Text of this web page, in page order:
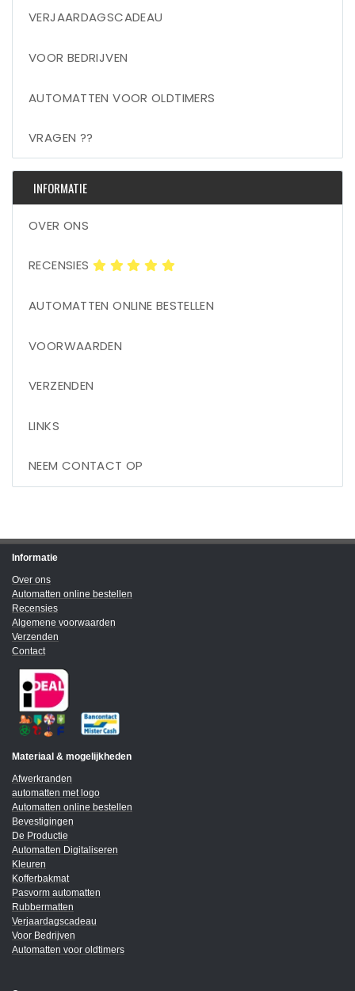
VERJAARDAGSCADEAU
VOOR BEDRIJVEN
AUTOMATTEN VOOR OLDTIMERS
VRAGEN ??
INFORMATIE
OVER ONS
RECENSIES
AUTOMATTEN ONLINE BESTELLEN
VOORWAARDEN
VERZENDEN
LINKS
NEEM CONTACT OP
Informatie
Over ons
Automatten online bestellen
Recensies
Algemene voorwaarden
Verzenden
Contact
Materiaal & mogelijkheden
Afwerkranden
automatten met logo
Automatten online bestellen
Bevestigingen
De Productie
Automatten Digitaliseren
Kleuren
Kofferbakmat
Pasvorm automatten
Rubbermatten
Verjaardagscadeau
Voor Bedrijven
Automatten voor oldtimers